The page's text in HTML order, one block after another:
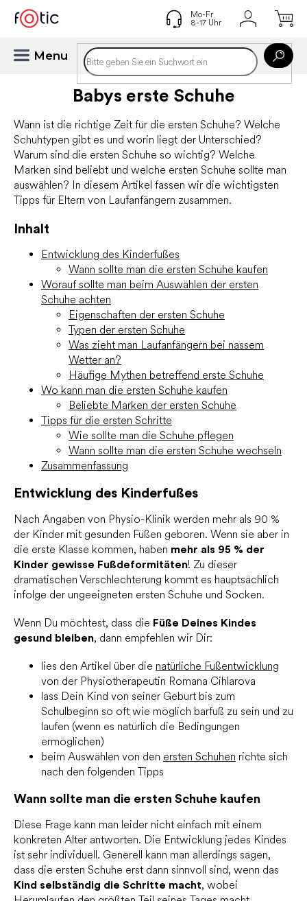
Inhalt
springen
Babys erste Schuhe
Wann ist die richtige Zeit für die ersten Schuhe? Welche
Schuhtypen gibt es und worin liegt der Unterschied?
Warum sind die ersten Schuhe so wichtig? Welche
Marken sind beliebt und welche ersten Schuhe sollte man
auswählen? In diesem Artikel fassen wir die wichtigsten
Tipps für Eltern von Laufanfängern zusammen.
Inhalt
Entwicklung des Kinderfußes
Wann sollte man die ersten Schuhe kaufen
Worauf sollte man beim Auswählen der ersten
Schuhe achten
Eigenschaften der ersten Schuhe
Typen der ersten Schuhe
Was zieht man Laufanfängern bei nassem
Wetter an?
Häufige Mythen betreffend erste Schuhe
Wo kann man die ersten Schuhe kaufen
Beliebte Marken der ersten Schuhe
Tipps für die ersten Schritte
Wie sollte man die Schuhe pflegen
Wann sollte man die ersten Schuhe wechseln
Zusammenfassung
Entwicklung des Kinderfußes
Nach Angaben von Physio-Klinik werden mehr als 90 %
der Kinder mit gesunden Füßen geboren. Wenn sie aber in
die erste Klasse kommen, haben mehr als 95 % der
Kinder gewisse Fußdeformitäten! Zu dieser
dramatischen Verschlechterung kommt es hauptsächlich
infolge der ungeeigneten ersten Schuhe und Socken.
Wenn Du möchtest, dass die Füße Deines Kindes
gesund bleiben, dann empfehlen wir Dir:
lies den Artikel über die natürliche Fußentwicklung
von der Physiotherapeutin Romana Cihlarova
lass Dein Kind von seiner Geburt bis zum
Schulbeginn so oft wie möglich barfuß zu sein und zu
laufen (wenn es natürlich die Bedingungen
ermöglichen)
beim Auswählen von den ersten Schuhen richte sich
nach den folgenden Tipps
Wann sollte man die ersten Schuhe kaufen
Diese Frage kann man leider nicht einfach mit einem
konkreten Alter antworten. Die Entwicklung jedes Kindes
ist sehr individuell. Generell kann man allerdings sagen,
dass die ersten Schuhe erst dann sinnvoll sind, wenn das
Kind selbständig die Schritte macht, wobei